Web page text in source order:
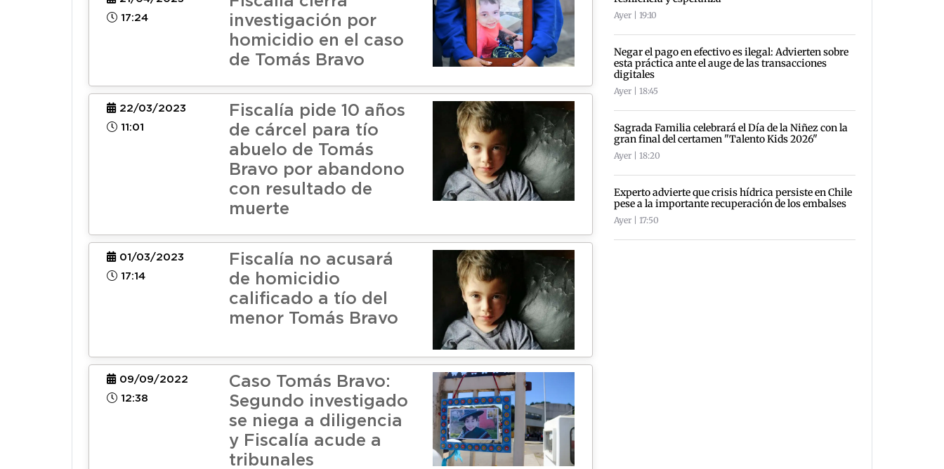
17:24
investigación por
homicidio en el caso
de Tomás Bravo
22/03/2023
11:01
Fiscalía pide 10 años
de cárcel para tío
abuelo de Tomás
Bravo por abandono
con resultado de
muerte
01/03/2023
17:14
Fiscalía no acusará
de homicidio
calificado a tío del
menor Tomás Bravo
09/09/2022
12:38
Caso Tomás Bravo:
Segundo investigado
se niega a diligencia
y Fiscalía acude a
tribunales
Ayer | 19:10
Negar el pago en efectivo es ilegal: Advierten sobre
esta práctica ante el auge de las transacciones
digitales
Ayer | 18:45
Sagrada Familia celebrará el Día de la Niñez con la
gran final del certamen "Talento Kids 2026"
Ayer | 18:20
Experto advierte que crisis hídrica persiste en Chile
pese a la importante recuperación de los embalses
Ayer | 17:50